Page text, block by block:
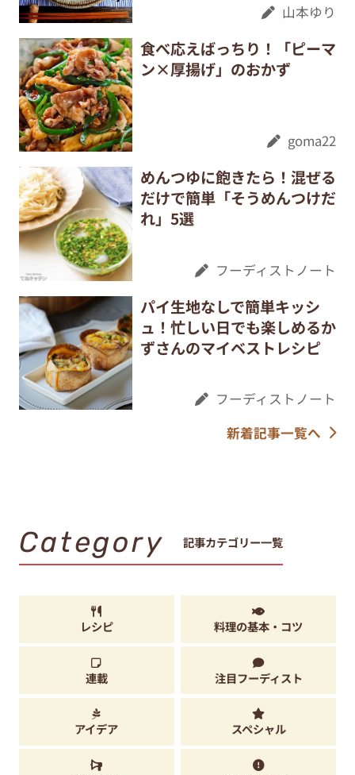
山本ゆり
食べ応えばっちり！「ピーマ
ン×厚揚げ」のおかず
goma22
めんつゆに飽きたら！混ぜる
だけで簡単「そうめんつけだ
れ」5選
フーディストノート
パイ生地なしで簡単キッシ
ュ！忙しい日でも楽しめるか
ずさんのマイベストレシピ
フーディストノート
新着記事一覧へ
Category 記事カテゴリー一覧
レシピ 料理の基本・コツ
連載 注目フーディスト
アイデア スペシャル